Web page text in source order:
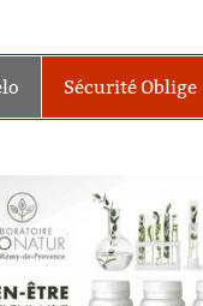
Sécurité Oblige